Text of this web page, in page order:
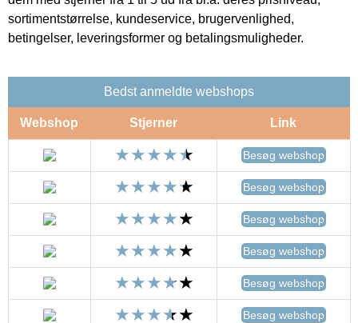
sortimentstørrelse, kundeservice, brugervenlighed,
betingelser, leveringsformer og betalingsmuligheder.
Bedst anmeldte webshops
Webshop Stjerner Link
Besøg webshop
Besøg webshop
Besøg webshop
Besøg webshop
Besøg webshop
Besøg webshop